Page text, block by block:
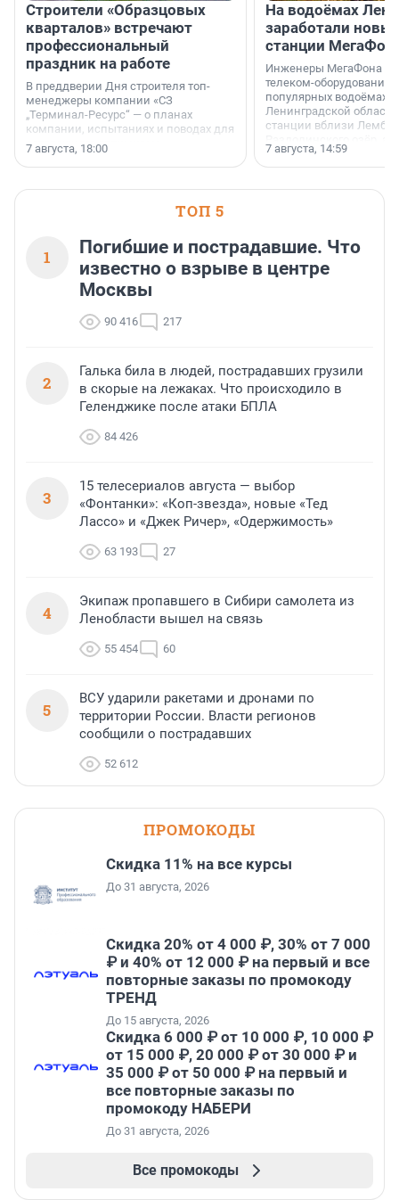
Строители «Образцовых
кварталов» встречают
профессиональный
праздник на работе
В преддверии Дня строителя топ-
менеджеры компании «СЗ
„Терминал-Ресурс“ — о планах
компании, испытаниях и поводах для
осторожного оптимизма.
7 августа, 18:00
На водоёмах
заработали
станции
Инженеры МегаФона
телеком-оборудование
популярных водоёмах
Ленинградской
станции вблизи
недалеко от Большого
водопада.
7 августа, 14:59
ТОП 5
1
Погибшие и пострадавшие. Что
известно о взрыве в центре
Москвы
90 416 217
2
Галька била в людей, пострадавших грузили
в скорые на лежаках. Что происходило в
Геленджике после атаки БПЛА
84 426
3
15 телесериалов августа — выбор
«Фонтанки»: «Коп-звезда», новые «Тед
Лассо» и «Джек Ричер», «Одержимость»
63 193 27
4
Экипаж пропавшего в Сибири самолета из
Ленобласти вышел на связь
55 454 60
5
ВСУ ударили ракетами и дронами по
территории России. Власти регионов
сообщили о пострадавших
52 612
ПРОМОКОДЫ
Скидка 11% на все курсы
До 31 августа, 2026
Скидка 20% от 4 000 ₽, 30% от 7 000
₽ и 40% от 12 000 ₽ на первый и все
повторные заказы по промокоду
ТРЕНД
До 15 августа, 2026
Скидка 6 000 ₽ от 10 000 ₽, 10 000 ₽
от 15 000 ₽, 20 000 ₽ от 30 000 ₽ и
35 000 ₽ от 50 000 ₽ на первый и
все повторные заказы по
промокоду НАБЕРИ
До 31 августа, 2026
Все промокоды